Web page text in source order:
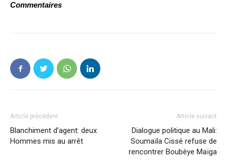
Commentaires
Article précédent
Blanchiment d’agent: deux
Hommes mis au arrêt
Article suivant
Dialogue politique au Mali:
Soumaïla Cissé refuse de
rencontrer Boubèye Maïga